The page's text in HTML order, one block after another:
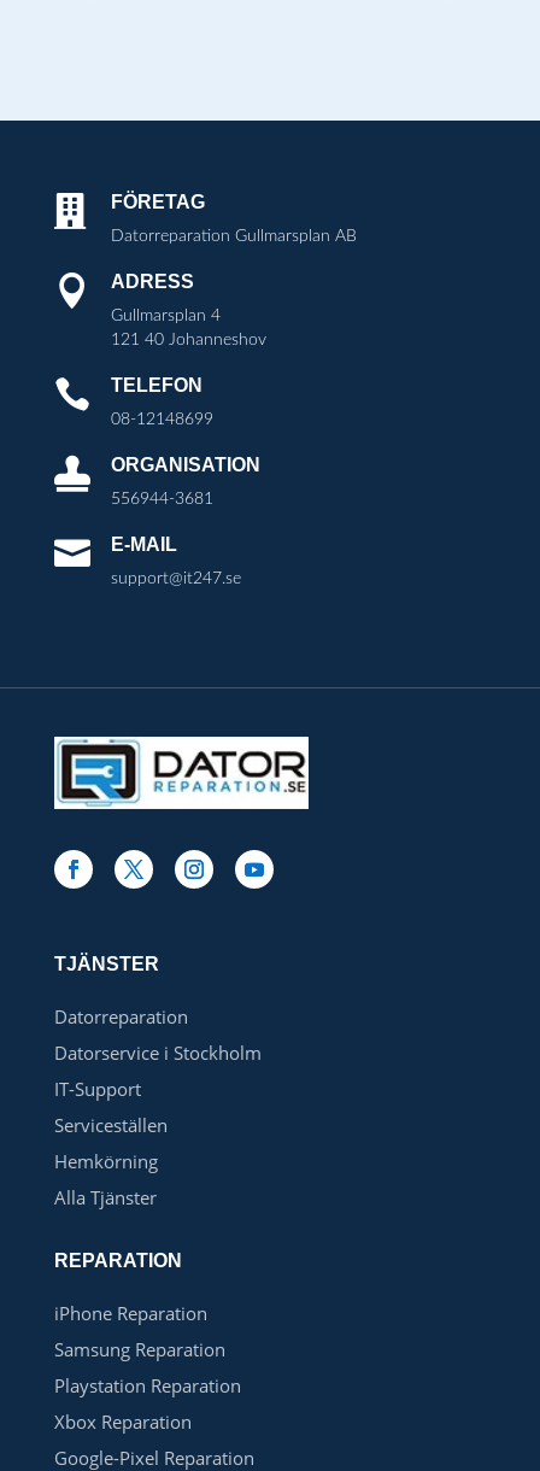
 FÖRETAG
Datorreparation Gullmarsplan AB
 ADRESS
Gullmarsplan 4
121 40 Johanneshov
 TELEFON
08-12148699
 ORGANISATION
556944-3681
 E-MAIL
support@it247.se
TJÄNSTER
Datorreparation
Datorservice i Stockholm
IT-Support
Serviceställen
Hemkörning
Alla Tjänster
REPARATION
iPhone Reparation
Samsung Reparation
Playstation Reparation
Xbox Reparation
Google-Pixel Reparation